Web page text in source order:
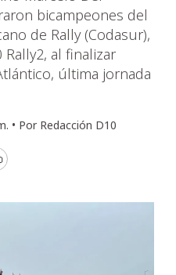
bicampeones del
de Rally (Codasur),
al finalizar
última jornada
• Por Redacción D10